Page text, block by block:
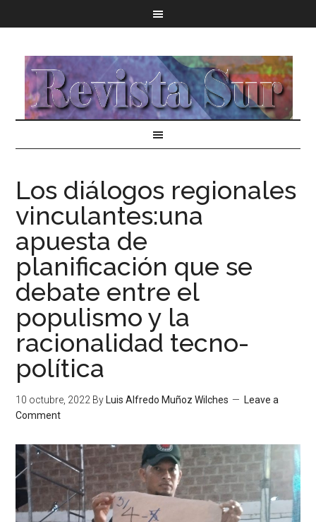
Los diálogos regionales
vinculantes:una
apuesta de
planificación que se
debate entre el
populismo y la
racionalidad tecno-
política
10 octubre, 2022 By Luis Alfredo Muñoz Wilches
Leave a
Comment